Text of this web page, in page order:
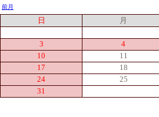
前月
日 月
3 4
10
11
17
18
24
25
31